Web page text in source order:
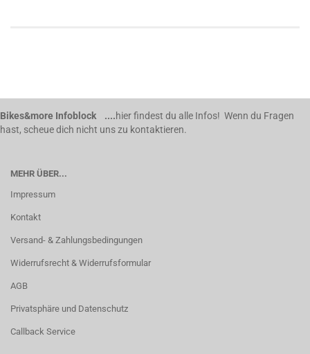
Bikes&more Infoblock ....hier findest du alle Infos! Wenn du Fragen
hast, scheue dich nicht uns zu kontaktieren.
MEHR ÜBER...
Impressum
Kontakt
Versand- & Zahlungsbedingungen
Widerrufsrecht & Widerrufsformular
AGB
Privatsphäre und Datenschutz
Callback Service